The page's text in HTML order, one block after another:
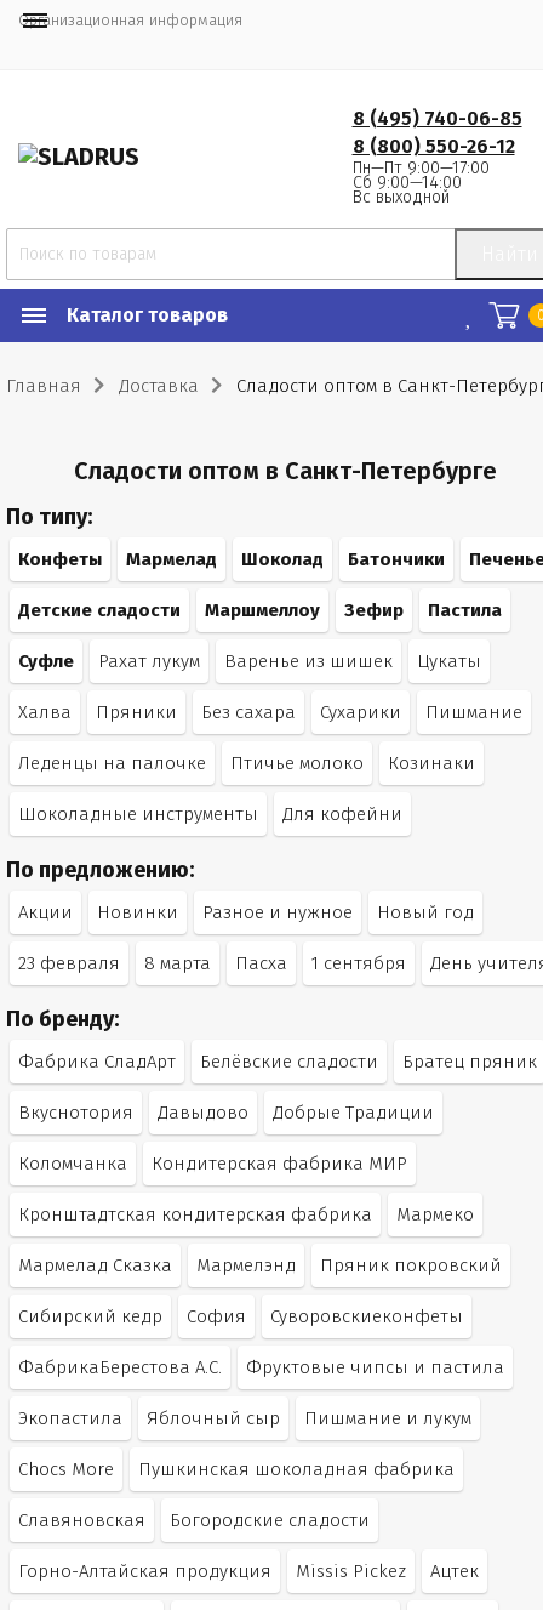
Организационная информация
8 (495) 740-06-85
8 (800) 550-26-12
Пн—Пт 9:00—17:00
Сб 9:00—14:00
Вс выходной
Каталог товаров
Главная Доставка Сладости оптом в Санкт-
Сладости оптом в Санкт-Петербурге
По типу:
Конфеты Мармелад Шоколад Батончики
Детские сладости Маршмеллоу Зефир Пастила
Суфле Рахат лукум Варенье из шишек Цукаты
Халва Пряники Без сахара Сухарики Пишмание
Леденцы на палочке Птичье молоко Козинаки
Шоколадные инструменты Для кофейни
По предложению:
Акции Новинки Разное и нужное Новый год
23 февраля 8 марта Пасха 1 сентября День
По бренду:
Фабрика СладАрт Белёвские сладости Братец пряник
Вкуснотория Давыдово Добрые Традиции
Коломчанка Кондитерская фабрика МИР
Кронштадтская кондитерская фабрика Мармеко
Мармелад Сказка Мармелэнд Пряник покровский
Сибирский кедр София Суворовскиеконфеты
ФабрикаБерестова А.С. Фруктовые чипсы и пастила
Экопастила Яблочный сыр Пишмание и лукум
Chocs More Пушкинская шоколадная фабрика
Славяновская Богородские сладости
Горно-Алтайская продукция Missis Pickez Ацтек